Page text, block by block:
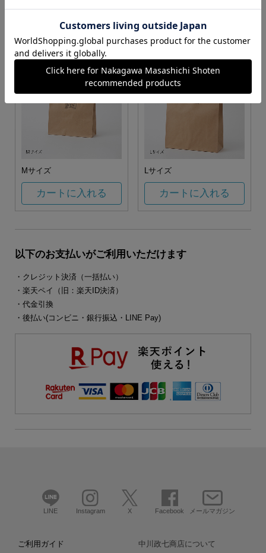
カートに入れる カートに入れる
Mサイズ
カートに入れる
Lサイズ
カートに入れる
以下のお支払いがご利用いただけます
・クレジット決済（一括払い）
・楽天ペイ（旧：楽天ID決済）
・代金引換
・後払い(コンビニ・銀行振込・LINE Pay)
LINE Instagram X Facebook メールマガジン
ご利用ガイド 中川政七商店について